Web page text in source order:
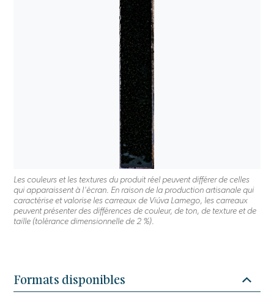
Les couleurs et les textures du produit réel peuvent différer de celles
qui apparaissent à l'écran. En raison de la production artisanale qui
caractérise et valorise les carreaux de Viúva Lamego, les carreaux
peuvent présenter des différences de couleur, de ton, de texture et de
taille (tolérance dimensionnelle de 2 %).
Formats disponibles